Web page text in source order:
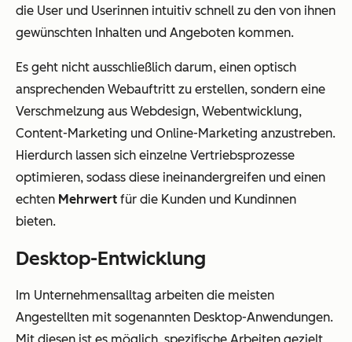
die User und Userinnen intuitiv schnell zu den von ihnen
gewünschten Inhalten und Angeboten kommen.
Es geht nicht ausschließlich darum, einen optisch
ansprechenden Webauftritt zu erstellen, sondern eine
Verschmelzung aus Webdesign, Webentwicklung,
Content-Marketing und Online-Marketing anzustreben.
Hierdurch lassen sich einzelne Vertriebsprozesse
optimieren, sodass diese ineinandergreifen und einen
echten Mehrwert für die Kunden und Kundinnen
bieten.
Desktop-Entwicklung
Im Unternehmensalltag arbeiten die meisten
Angestellten mit sogenannten Desktop-Anwendungen.
Mit diesen ist es möglich, spezifische Arbeiten gezielt